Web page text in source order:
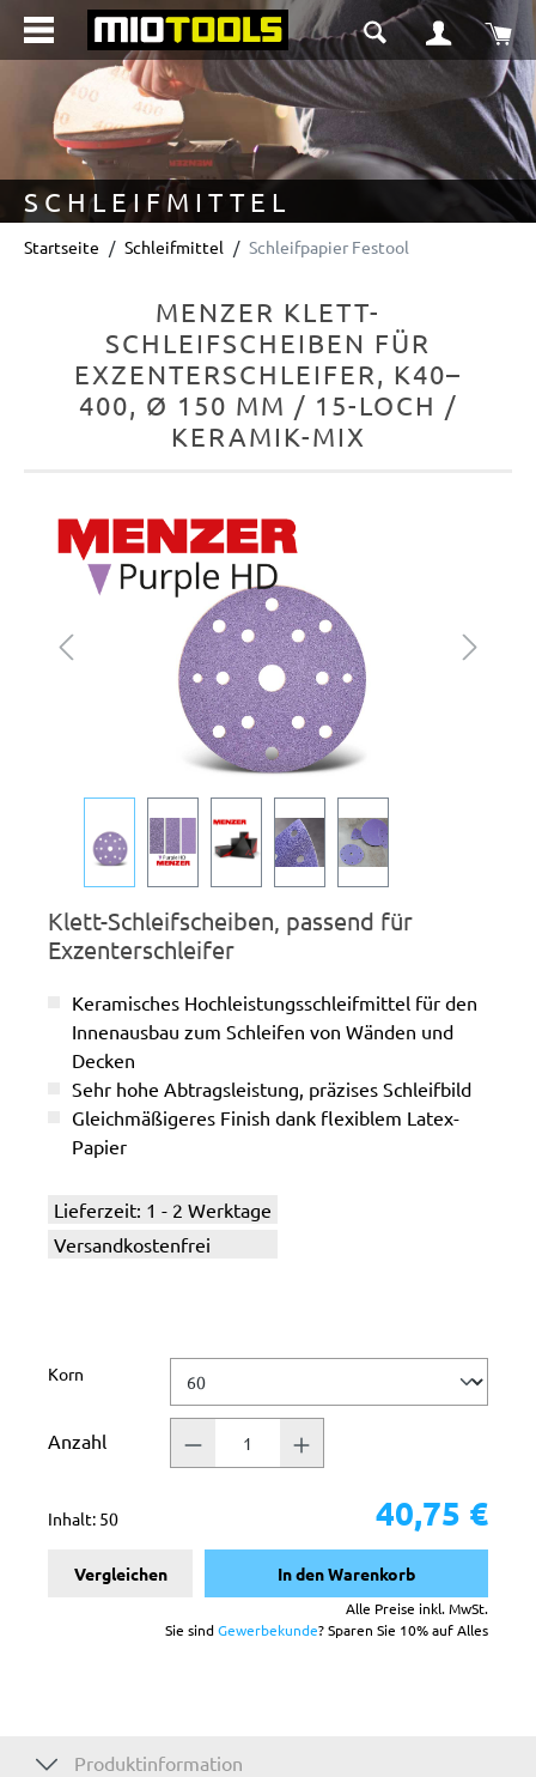
springen
SCHLEIFMITTEL
Startseite Schleifmittel Schleifpapier Festool
MENZER KLETT-
SCHLEIFSCHEIBEN FÜR
EXZENTERSCHLEIFER, K40–
400, Ø 150 MM / 15-LOCH /
KERAMIK-MIX
Bildergalerie überspringen
Klett-Schleifscheiben, passend für
Exzenterschleifer
Keramisches Hochleistungsschleifmittel für den
Innenausbau zum Schleifen von Wänden und
Decken
Sehr hohe Abtragsleistung, präzises Schleifbild
Gleichmäßigeres Finish dank flexiblem Latex-
Papier
Lieferzeit: 1 - 2 Werktage
Versandkostenfrei
Korn
Anzahl
Inhalt: 50 40,75 €
Vergleichen In den Warenkorb
Alle Preise inkl. MwSt.
Sie sindGewerbekunde? Sparen Sie 10% auf Alles
Produktinformation